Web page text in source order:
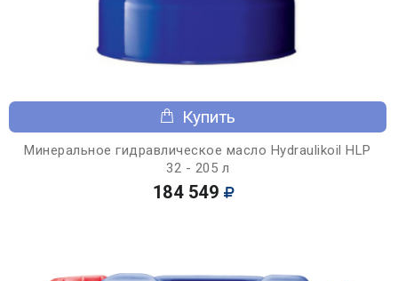
Купить
Минеральное гидравлическое масло Hydraulikoil HLP
32 - 205 л
184 549